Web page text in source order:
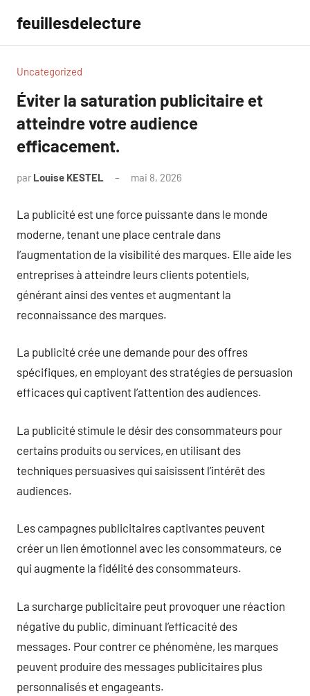
contenu
feuillesdelecture
Uncategorized
Éviter la saturation publicitaire et
atteindre votre audience
efficacement.
par Louise KESTEL mai 8, 2026
La publicité est une force puissante dans le monde
moderne, tenant une place centrale dans
l’augmentation de la visibilité des marques. Elle aide les
entreprises à atteindre leurs clients potentiels,
générant ainsi des ventes et augmentant la
reconnaissance des marques.
La publicité crée une demande pour des offres
spécifiques, en employant des stratégies de persuasion
efficaces qui captivent l’attention des audiences.
La publicité stimule le désir des consommateurs pour
certains produits ou services, en utilisant des
techniques persuasives qui saisissent l’intérêt des
audiences.
Les campagnes publicitaires captivantes peuvent
créer un lien émotionnel avec les consommateurs, ce
qui augmente la fidélité des consommateurs.
La surcharge publicitaire peut provoquer une réaction
négative du public, diminuant l’efficacité des
messages. Pour contrer ce phénomène, les marques
peuvent produire des messages publicitaires plus
personnalisés et engageants.